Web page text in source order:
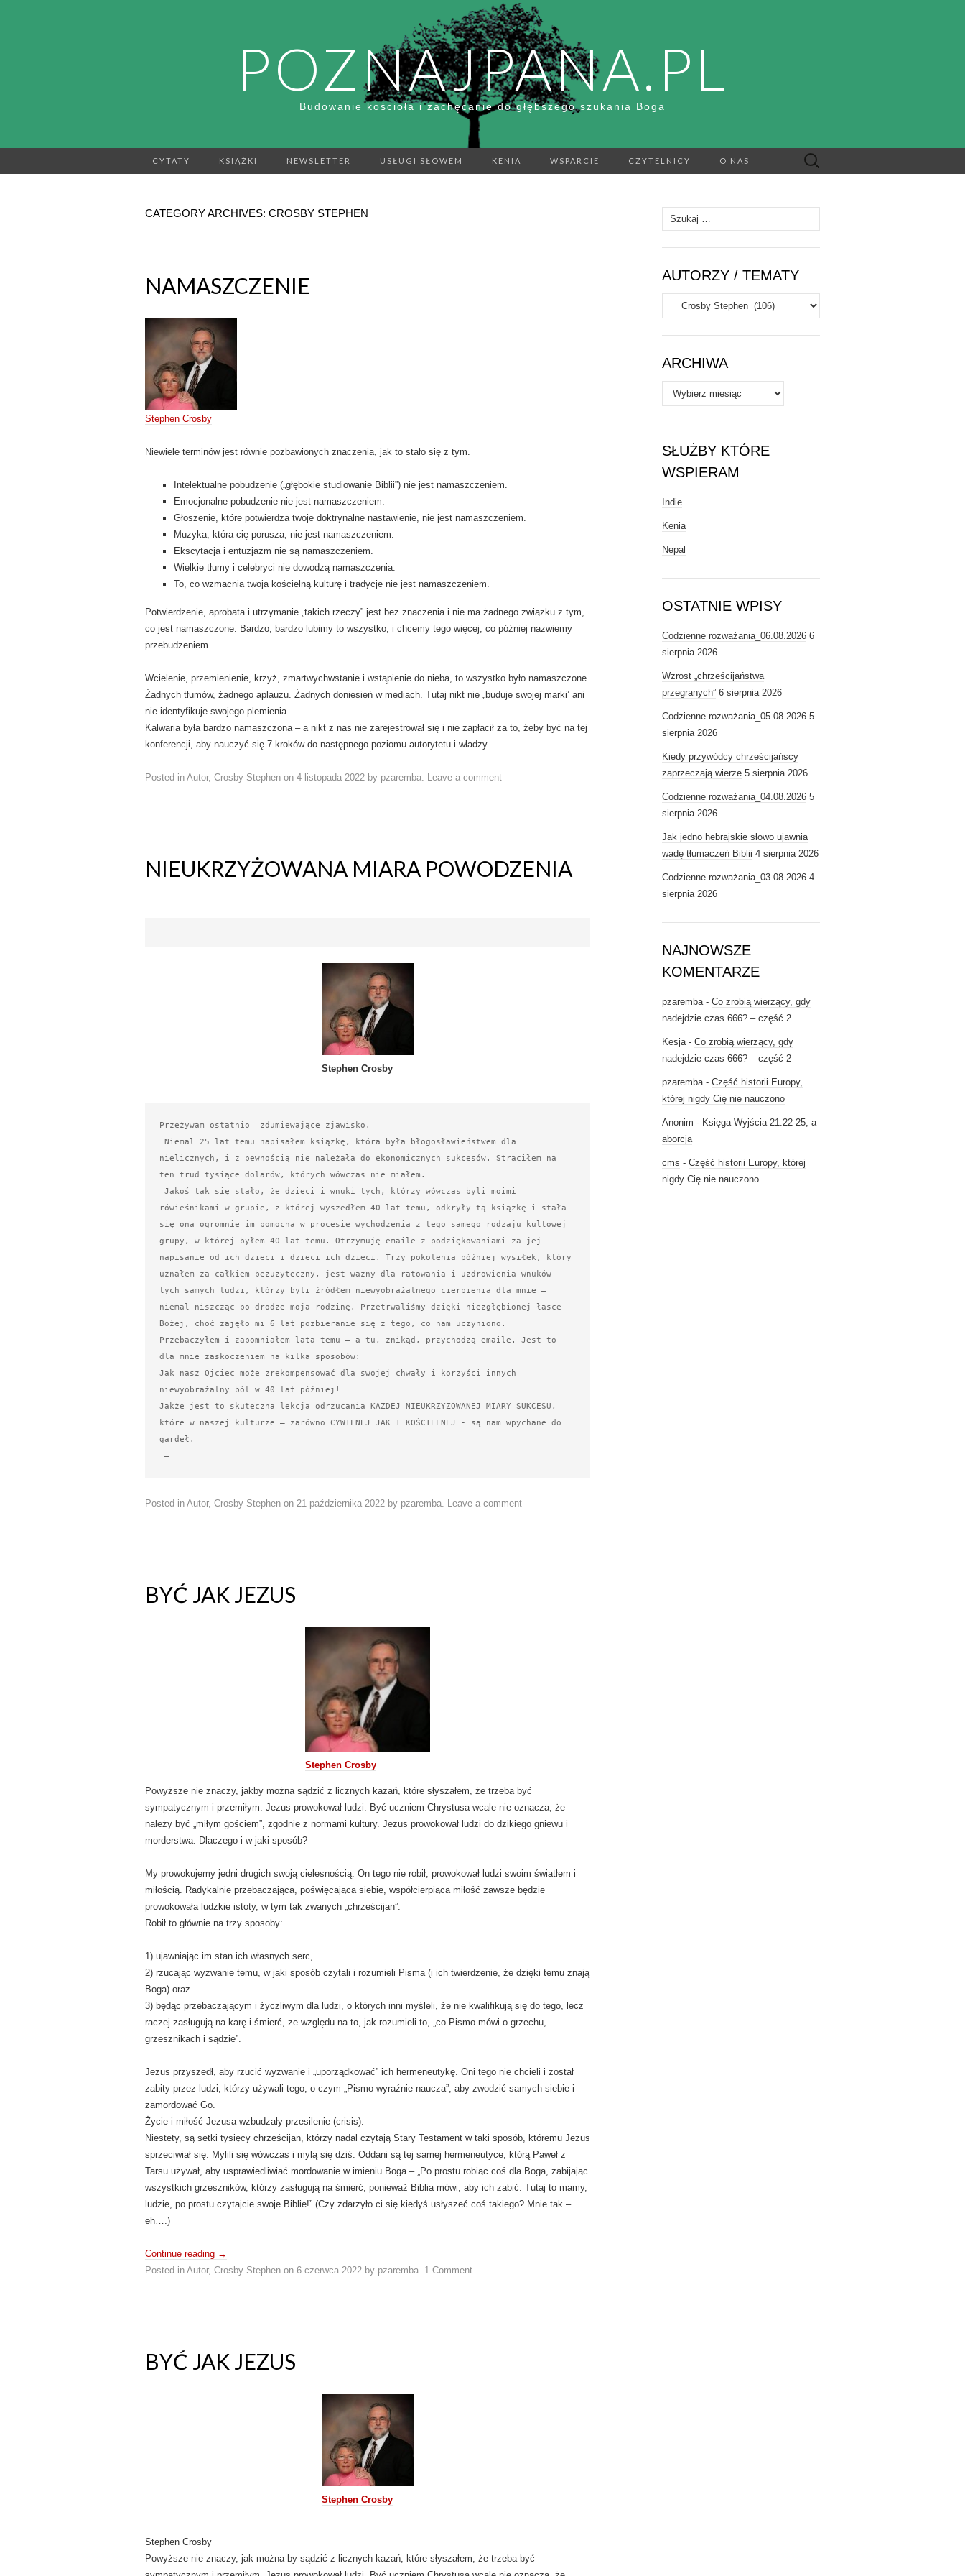
POZNAJPANA.PL
Budowanie kościoła i zachęcanie do głębszego szukania Boga
CYTATY KSIĄŻKI NEWSLETTER USŁUGI SŁOWEM KENIA WSPARCIE CZYTELNICY O NAS Szukaj:
CATEGORY ARCHIVES: CROSBY STEPHEN
NAMASZCZENIE
Stephen Crosby
Niewiele terminów jest równie pozbawionych znaczenia, jak to stało się z tym.
Intelektualne pobudzenie („głębokie studiowanie Biblii”) nie jest namaszczeniem.
Emocjonalne pobudzenie nie jest namaszczeniem.
Głoszenie, które potwierdza twoje doktrynalne nastawienie, nie jest namaszczeniem.
Muzyka, która cię porusza, nie jest namaszczeniem.
Ekscytacja i entuzjazm nie są namaszczeniem.
Wielkie tłumy i celebryci nie dowodzą namaszczenia.
To, co wzmacnia twoja kościelną kulturę i tradycje nie jest namaszczeniem.
Potwierdzenie, aprobata i utrzymanie „takich rzeczy” jest bez znaczenia i nie ma żadnego związku z tym,
co jest namaszczone. Bardzo, bardzo lubimy to wszystko, i chcemy tego więcej, co później nazwiemy
przebudzeniem.
Wcielenie, przemienienie, krzyż, zmartwychwstanie i wstąpienie do nieba, to wszystko było namaszczone.
Żadnych tłumów, żadnego aplauzu. Żadnych doniesień w mediach. Tutaj nikt nie „buduje swojej marki’ ani
nie identyfikuje swojego plemienia.
Kalwaria była bardzo namaszczona – a nikt z nas nie zarejestrował się i nie zapłacił za to, żeby być na tej
konferencji, aby nauczyć się 7 kroków do następnego poziomu autorytetu i władzy.
Posted in Autor, Crosby Stephen on 4 listopada 2022 by pzaremba. Leave a comment
NIEUKRZYŻOWANA MIARA POWODZENIA
Stephen Crosby
Przeżywam ostatnio  zdumiewające zjawisko.
nielicznych, i z pewnością nie należała do ekonomicznych sukcesów. Straciłem na
ten trud tysiące dolarów, których wówczas nie miałem.
rówieśnikami w grupie, z której wyszedłem 40 lat temu, odkryły tą książkę i stała
się ona ogromnie im pomocna w procesie wychodzenia z tego samego rodzaju kultowej
grupy, w której byłem 40 lat temu. Otrzymuję emaile z podziękowaniami za jej
napisanie od ich dzieci i dzieci ich dzieci. Trzy pokolenia później wysiłek, który
uznałem za całkiem bezużyteczny, jest ważny dla ratowania i uzdrowienia wnuków
tych samych ludzi, którzy byli źródłem niewyobrażalnego cierpienia dla mnie –
niemal niszcząc po drodze moja rodzinę. Przetrwaliśmy dzięki niezgłębionej łasce
Bożej, choć zajęło mi 6 lat pozbieranie się z tego, co nam uczyniono.
Przebaczyłem i zapomniałem lata temu – a tu, znikąd, przychodzą emaile. Jest to
dla mnie zaskoczeniem na kilka sposobów:
Jak nasz Ojciec może zrekompensować dla swojej chwały i korzyści innych
niewyobrażalny ból w 40 lat później!
Jakże jest to skuteczna lekcja odrzucania KAŻDEJ NIEUKRZYŻOWANEJ MIARY SUKCESU,
które w naszej kulturze – zarówno CYWILNEJ JAK I KOŚCIELNEJ - są nam wpychane do
gardeł.
–
Posted in Autor, Crosby Stephen on 21 października 2022 by pzaremba Leave a comment
BYĆ JAK JEZUS
Stephen Crosby
Powyższe nie znaczy, jakby można sądzić z licznych kazań, które słyszałem, że trzeba być
sympatycznym i przemiłym. Jezus prowokował ludzi. Być uczniem Chrystusa wcale nie oznacza, że
należy być „miłym gościem”, zgodnie z normami kultury. Jezus prowokował ludzi do dzikiego gniewu i
morderstwa. Dlaczego i w jaki sposób?
My prowokujemy jedni drugich swoją cielesnością. On tego nie robił; prowokował ludzi swoim światłem i
miłością. Radykalnie przebaczająca, poświęcająca siebie, współcierpiąca miłość zawsze będzie
prowokowała ludzkie istoty, w tym tak zwanych „chrześcijan”.
Robił to głównie na trzy sposoby:
1) ujawniając im stan ich własnych serc,
2) rzucając wyzwanie temu, w jaki sposób czytali i rozumieli Pisma (i ich twierdzenie, że dzięki temu znają
Boga) oraz
3) będąc przebaczającym i życzliwym dla ludzi, o których inni myśleli, że nie kwalifikują się do tego, lecz
raczej zasługują na karę i śmierć, ze względu na to, jak rozumieli to, „co Pismo mówi o grzechu,
grzesznikach i sądzie”.
Jezus przyszedł, aby rzucić wyzwanie i „uporządkować” ich hermeneutykę. Oni tego nie chcieli i został
zabity przez ludzi, którzy używali tego, o czym „Pismo wyraźnie naucza”, aby zwodzić samych siebie i
zamordować Go.
Życie i miłość Jezusa wzbudzały przesilenie (crisis).
Niestety, są setki tysięcy chrześcijan, którzy nadal czytają Stary Testament w taki sposób, któremu Jezus
sprzeciwiał się. Mylili się wówczas i mylą się dziś. Oddani są tej samej hermeneutyce, którą Paweł z
Tarsu używał, aby usprawiedliwiać mordowanie w imieniu Boga – „Po prostu robiąc coś dla Boga, zabijając
wszystkich grzeszników, którzy zasługują na śmierć, ponieważ Biblia mówi, aby ich zabić: Tutaj to mamy,
ludzie, po prostu czytajcie swoje Biblie!” (Czy zdarzyło ci się kiedyś usłyszeć coś takiego? Mnie tak –
eh….)
Continue reading →
Posted in Autor, Crosby Stephen on 6 czerwca 2022 by pzaremba. 1 Comment
BYĆ JAK JEZUS
Stephen Crosby
Stephen Crosby
Powyższe nie znaczy, jak można by sądzić z licznych kazań, które słyszałem, że trzeba być
Szukaj:
AUTORZY / TEMATY
Autorzy
/
Tematy
ARCHIWA
Archiwa
SŁUŻBY KTÓRE
WSPIERAM
Indie
Kenia
Nepal
OSTATNIE WPISY
Codzienne rozważania_06.08.2026 6
sierpnia 2026
Wzrost „chrześcijaństwa
przegranych” 6 sierpnia 2026
Codzienne rozważania_05.08.2026 5
sierpnia 2026
Kiedy przywódcy chrześcijańscy
zaprzeczają wierze 5 sierpnia 2026
Codzienne rozważania_04.08.2026 5
sierpnia 2026
Jak jedno hebrajskie słowo ujawnia
wadę tłumaczeń Biblii 4 sierpnia 2026
Codzienne rozważania_03.08.2026 4
sierpnia 2026
NAJNOWSZE
KOMENTARZE
pzaremba- Co zrobią wierzący, gdy
nadejdzie czas 666? – część 2
Kesja- Co zrobią wierzący, gdy
nadejdzie czas 666? – część 2
pzaremba- Część historii Europy,
której nigdy Cię nie nauczono
Anonim - Księga Wyjścia 21:22-25, a
aborcja
cms - Część historii Europy, której
nigdy Cię nie nauczono